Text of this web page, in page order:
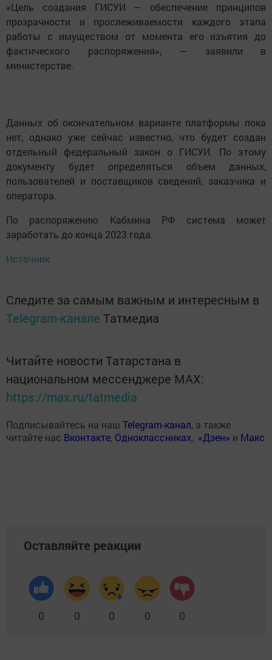
«Цель создания ГИСУИ — обеспечение принципов
прозрачности и прослеживаемости каждого этапа
работы с имуществом от момента его изъятия до
фактического распоряжения», — заявили в
министерстве.
Данных об окончательном варианте платформы пока
нет, однако уже сейчас известно, что будет создан
отдельный федеральный закон о ГИСУИ. По этому
документу будет определяться объем данных,
пользователей и поставщиков сведений, заказчика и
оператора.
По распоряжению Кабмина РФ система может
заработать до конца 2023 года.
Источник
Следите за самым важным и интересным в
Telegram-канале Татмедиа
Читайте новости Татарстана в
национальном мессенджере MАХ:
https://max.ru/tatmedia
Подписывайтесь на наш Telegram-канал, а также
читайте нас Вконтакте, Одноклассниках, «Дзен» и Макс
Оставляйте реакции
0 0 0 0 0